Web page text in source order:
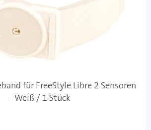
für FreeStyle Libre 2 Sensoren
- Weiß / 1 Stück